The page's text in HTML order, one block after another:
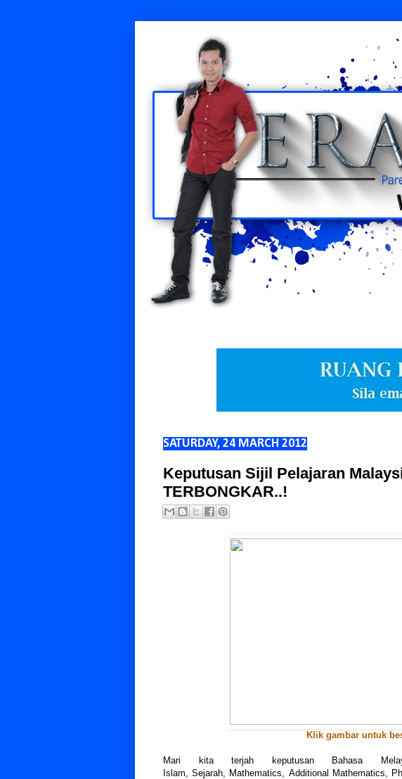
SATURDAY, 24 MARCH 2012
Keputusan Sijil Pelajaran
TERBONGKAR..!
Klik gambar untuk
Mari kita terjah keputusan Bahasa
Islam, Sejarah, Mathematics, Additional Mathematics,